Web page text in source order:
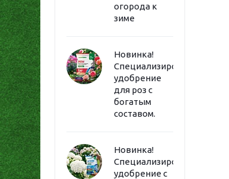
огорода к
зиме
Новинка!
Специализированное
удобрение
для роз с
богатым
составом.
Новинка!
Специализированное
удобрение с